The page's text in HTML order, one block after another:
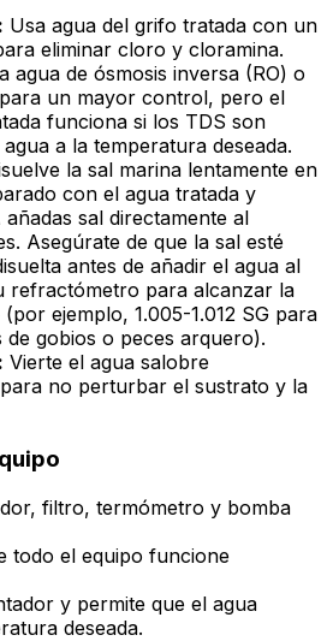
Usa agua del grifo tratada con un
eliminar cloro y cloramina.
agua de ósmosis inversa (RO) o
un mayor control, pero el
funciona si los TDS son
a la temperatura deseada.
la sal marina lentamente en
con el agua tratada y
sal directamente al
Asegúrate de que la sal esté
antes de añadir el agua al
refractómetro para alcanzar la
ejemplo, 1.005-1.012 SG para
de gobios o peces arquero).
Vierte el agua salobre
no perturbar el sustrato y la
filtro, termómetro y bomba
todo el equipo funcione
y permite que el agua
deseada.